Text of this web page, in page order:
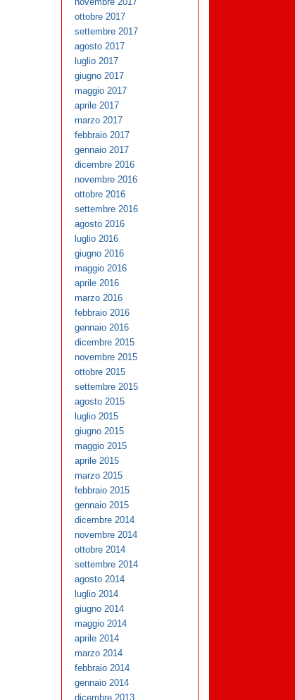
ottobre 2017
settembre 2017
agosto 2017
luglio 2017
giugno 2017
maggio 2017
aprile 2017
marzo 2017
febbraio 2017
gennaio 2017
dicembre 2016
novembre 2016
ottobre 2016
settembre 2016
agosto 2016
luglio 2016
giugno 2016
maggio 2016
aprile 2016
marzo 2016
febbraio 2016
gennaio 2016
dicembre 2015
novembre 2015
ottobre 2015
settembre 2015
agosto 2015
luglio 2015
giugno 2015
maggio 2015
aprile 2015
marzo 2015
febbraio 2015
gennaio 2015
dicembre 2014
novembre 2014
ottobre 2014
settembre 2014
agosto 2014
luglio 2014
giugno 2014
maggio 2014
aprile 2014
marzo 2014
febbraio 2014
gennaio 2014
dicembre 2013